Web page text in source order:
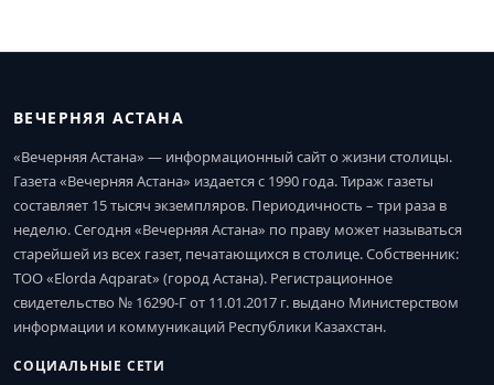
ВЕЧЕРНЯЯ АСТАНА
«Вечерняя Астана» — информационный сайт о жизни столицы.
Газета «Вечерняя Астана» издается с 1990 года. Тираж газеты
составляет 15 тысяч экземпляров. Периодичность – три раза в
неделю. Сегодня «Вечерняя Астана» по праву может называться
старейшей из всех газет, печатающихся в столице. Собственник:
ТОО «Elorda Aqparat» (город Астана). Регистрационное
свидетельство № 16290-Г от 11.01.2017 г. выдано Министерством
информации и коммуникаций Республики Казахстан.
СОЦИАЛЬНЫЕ СЕТИ